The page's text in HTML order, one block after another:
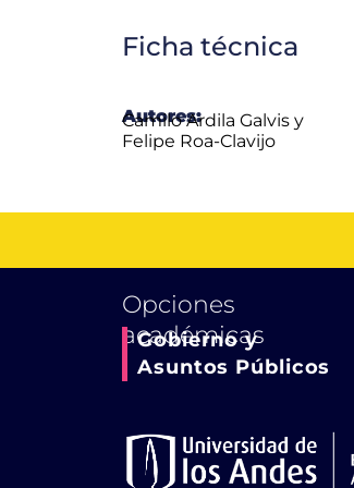
Ficha técnica
Autores:
Camilo Ardila Galvis y
Felipe Roa-Clavijo
Opciones
académicas
Gobierno y
Asuntos Públicos